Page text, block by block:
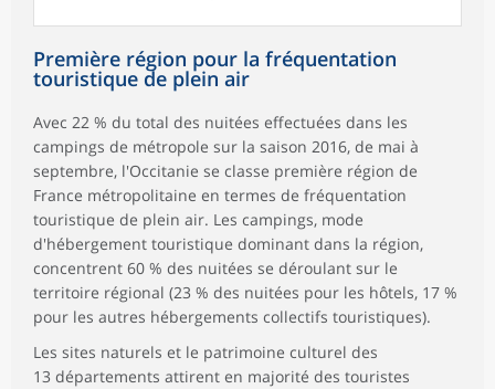
Première région pour la fréquentation
touristique de plein air
Avec 22 % du total des nuitées effectuées dans les
campings de métropole sur la saison 2016, de mai à
septembre, l'Occitanie se classe première région de
France métropolitaine en termes de fréquentation
touristique de plein air. Les campings, mode
d'hébergement touristique dominant dans la région,
concentrent 60 % des nuitées se déroulant sur le
territoire régional (23 % des nuitées pour les hôtels, 17 %
pour les autres hébergements collectifs touristiques).
Les sites naturels et le patrimoine culturel des
13 départements attirent en majorité des touristes